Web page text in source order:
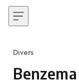
Skip to content
Category
Divers